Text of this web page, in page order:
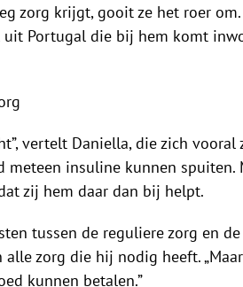
zorg krijgt, gooit ze het roer
Portugal die bij hem komt
vertelt Daniella, die zich
insuline kunnen
zij hem daar dan bij helpt.
tussen de reguliere zorg en
alle zorg die hij nodig heeft.
kunnen betalen.”